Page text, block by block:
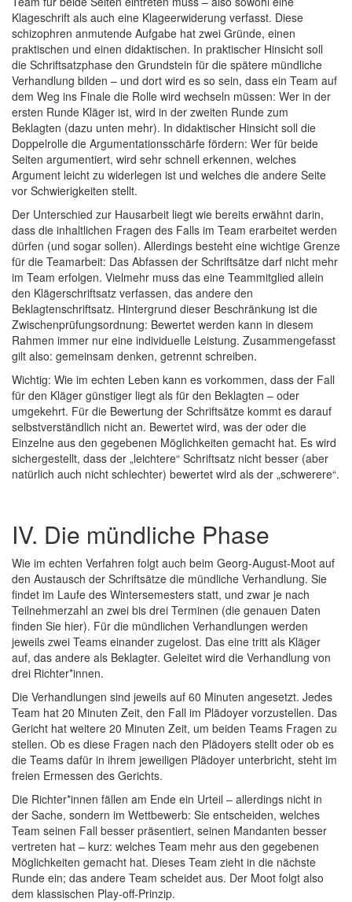
Klageschrift als auch eine Klageerwiderung verfasst. Diese
schizophren anmutende Aufgabe hat zwei Gründe, einen
praktischen und einen didaktischen. In praktischer Hinsicht soll
die Schriftsatzphase den Grundstein für die spätere mündliche
Verhandlung bilden – und dort wird es so sein, dass ein Team auf
dem Weg ins Finale die Rolle wird wechseln müssen: Wer in der
ersten Runde Kläger ist, wird in der zweiten Runde zum
Beklagten (dazu unten mehr). In didaktischer Hinsicht soll die
Doppelrolle die Argumentationsschärfe fördern: Wer für beide
Seiten argumentiert, wird sehr schnell erkennen, welches
Argument leicht zu widerlegen ist und welches die andere Seite
vor Schwierigkeiten stellt.
Der Unterschied zur Hausarbeit liegt wie bereits erwähnt darin,
dass die inhaltlichen Fragen des Falls im Team erarbeitet werden
dürfen (und sogar sollen). Allerdings besteht eine wichtige Grenze
für die Teamarbeit: Das Abfassen der Schriftsätze darf nicht mehr
im Team erfolgen. Vielmehr muss das eine Teammitglied allein
den Klägerschriftsatz verfassen, das andere den
Beklagtenschriftsatz. Hintergrund dieser Beschränkung ist die
Zwischenprüfungsordnung: Bewertet werden kann in diesem
Rahmen immer nur eine individuelle Leistung. Zusammengefasst
gilt also: gemeinsam denken, getrennt schreiben.
Wichtig: Wie im echten Leben kann es vorkommen, dass der Fall
für den Kläger günstiger liegt als für den Beklagten – oder
umgekehrt. Für die Bewertung der Schriftsätze kommt es darauf
selbstverständlich nicht an. Bewertet wird, was der oder die
Einzelne aus den gegebenen Möglichkeiten gemacht hat. Es wird
sichergestellt, dass der „leichtere“ Schriftsatz nicht besser (aber
natürlich auch nicht schlechter) bewertet wird als der „schwerere“.
IV. Die mündliche Phase
Wie im echten Verfahren folgt auch beim Georg-August-Moot auf
den Austausch der Schriftsätze die mündliche Verhandlung. Sie
findet im Laufe des Wintersemesters statt, und zwar je nach
Teilnehmerzahl an zwei bis drei Terminen (die genauen Daten
finden Sie hier). Für die mündlichen Verhandlungen werden
jeweils zwei Teams einander zugelost. Das eine tritt als Kläger
auf, das andere als Beklagter. Geleitet wird die Verhandlung von
drei Richter*innen.
Die Verhandlungen sind jeweils auf 60 Minuten angesetzt. Jedes
Team hat 20 Minuten Zeit, den Fall im Plädoyer vorzustellen. Das
Gericht hat weitere 20 Minuten Zeit, um beiden Teams Fragen zu
stellen. Ob es diese Fragen nach den Plädoyers stellt oder ob es
die Teams dafür in ihrem jeweiligen Plädoyer unterbricht, steht im
freien Ermessen des Gerichts.
Die Richter*innen fällen am Ende ein Urteil – allerdings nicht in
der Sache, sondern im Wettbewerb: Sie entscheiden, welches
Team seinen Fall besser präsentiert, seinen Mandanten besser
vertreten hat – kurz: welches Team mehr aus den gegebenen
Möglichkeiten gemacht hat. Dieses Team zieht in die nächste
Runde ein; das andere Team scheidet aus. Der Moot folgt also
dem klassischen Play-off-Prinzip.